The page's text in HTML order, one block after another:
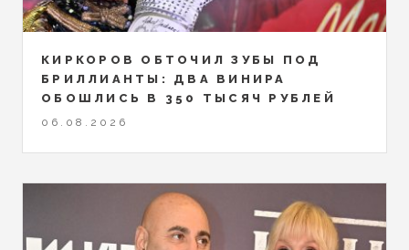
КИРКОРОВ ОБТОЧИЛ ЗУБЫ ПОД
БРИЛЛИАНТЫ: ДВА ВИНИРА
ОБОШЛИСЬ В 350 ТЫСЯЧ РУБЛЕЙ
06.08.2026